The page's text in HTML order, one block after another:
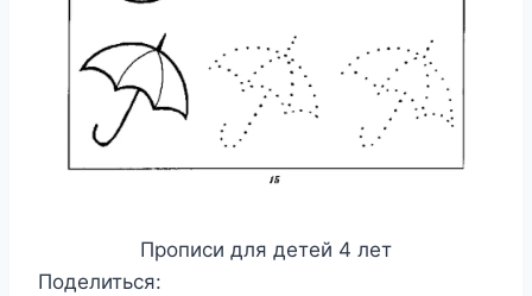
Прописи для детей 4 лет
Поделиться: